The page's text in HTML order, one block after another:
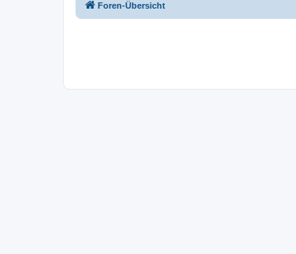
Foren-Übersicht